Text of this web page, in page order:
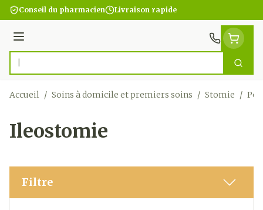
Aller au contenu
Conseil du pharmacien Livraison rapide
Menu
Rechercher
Accueil / Soins à domicile et premiers soins / Stomie /
Ileostomie
Filtre